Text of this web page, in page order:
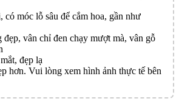
móc lỗ sâu để cắm hoa, gần như
đẹp, vân chỉ đen chạy mượt mà, vân gỗ
đẹp lạ
hơn. Vui lòng xem hình ảnh thực tế bên